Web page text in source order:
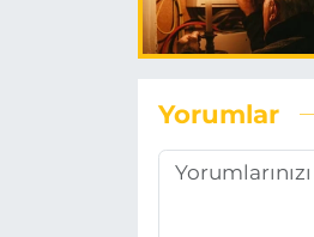
Yorumlar